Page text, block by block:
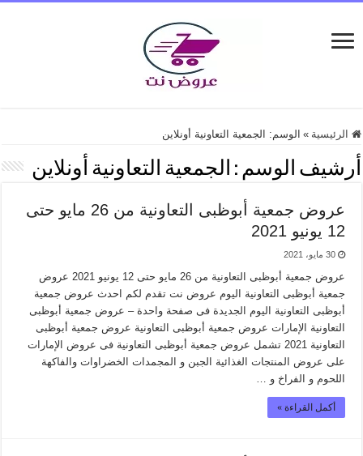
الرئيسية » الوسم: الجمعية التعاونية أونلاين
أرشيف الوسم : الجمعية التعاونية أونلاين
عروض جمعية أبوظبى التعاونية من 26 مايو حتى
12 يونيو 2021
30 مايو، 2021
عروض جمعية أبوظبى التعاونية من 26 مايو حتى 12 يونيو 2021 عروض
جمعية أبوظبى التعاونية اليوم عروض نت تقدم لكم احدث عروض جمعية
أبوظبى التعاونية اليوم الجديدة فى صفحة واحدة – عروض جمعية أبوظبى
التعاونية الإمارات عروض جمعية أبوظبى التعاونية عروض جمعية أبوظبى
التعاونية 2021 تشمل عروض جمعية أبوظبى التعاونية فى عروض الإمارات
على عروض المنتجات الغذائية الجبن و المجمدات الخضراوات والفاكهة
اللحوم و الفراخ و …
أكمل القراءة »